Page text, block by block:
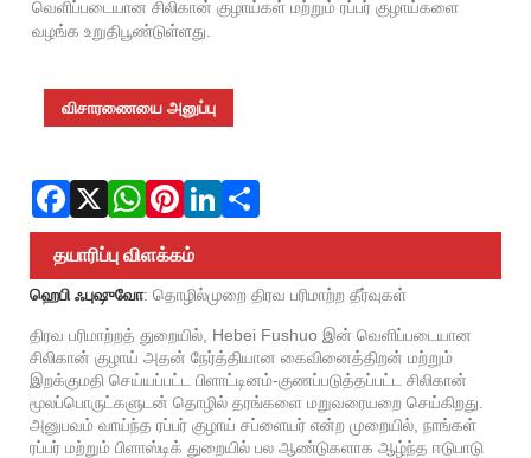
வெளிப்படையான சிலிகான் குழாய்கள் மற்றும் ரப்பர் குழாய்களை
வழங்க உறுதிபூண்டுள்ளது.
விசாரணையை அனுப்பு
தயாரிப்பு விளக்கம்
ஹெபி ஃபுஷுவோ: தொழில்முறை திரவ பரிமாற்ற தீர்வுகள்
திரவ பரிமாற்றத் துறையில், Hebei Fushuo இன் வெளிப்படையான
சிலிகான் குழாய் அதன் நேர்த்தியான கைவினைத்திறன் மற்றும்
இறக்குமதி செய்யப்பட்ட பிளாட்டினம்-குணப்படுத்தப்பட்ட சிலிகான்
மூலப்பொருட்களுடன் தொழில் தரங்களை மறுவரையறை செய்கிறது.
அனுபவம் வாய்ந்த ரப்பர் குழாய் சப்ளையர் என்ற முறையில், நாங்கள்
ரப்பர் மற்றும் பிளாஸ்டிக் துறையில் பல ஆண்டுகளாக ஆழ்ந்த ஈடுபாடு